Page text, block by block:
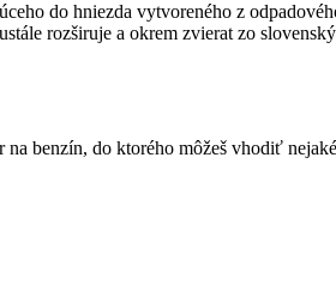
do hniezda vytvoreného z
rozširuje a okrem zvierat zo
benzín, do ktorého môžeš vhodiť